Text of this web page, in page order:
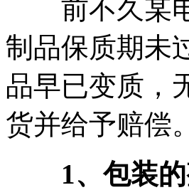
前不久某电
制品保质期未
品早已变质，
货并给予赔偿
1、包装